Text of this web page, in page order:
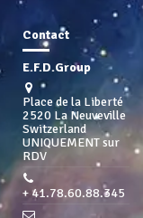
Contact
E.F.D.Group
Place de la Liberté
2520 La Neuveville
Switzerland
UNIQUEMENT sur
RDV
+ 41.78.60.88.345